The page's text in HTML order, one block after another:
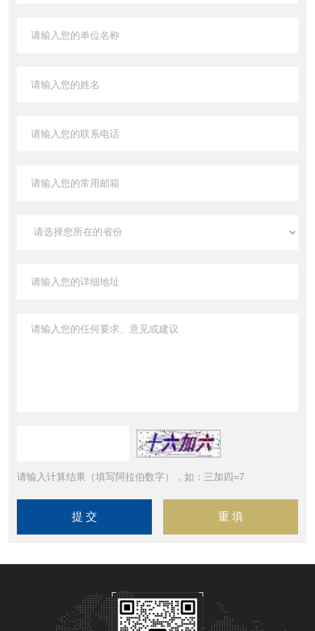
请输入计算结果（填写阿拉伯数字），如：三加四=7